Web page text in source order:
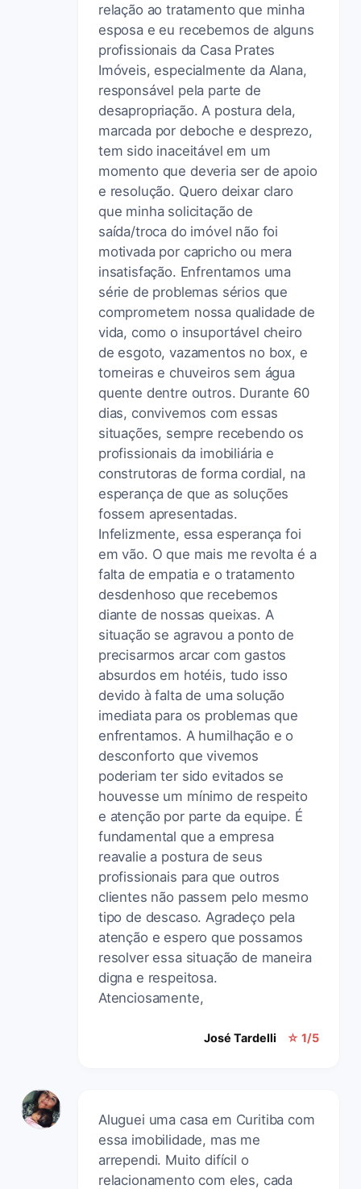
relação ao tratamento que minha
esposa e eu recebemos de alguns
profissionais da Casa Prates
Imóveis, especialmente da Alana,
responsável pela parte de
desapropriação. A postura dela,
marcada por deboche e desprezo,
tem sido inaceitável em um
momento que deveria ser de apoio
e resolução. Quero deixar claro
que minha solicitação de
saída/troca do imóvel não foi
motivada por capricho ou mera
insatisfação. Enfrentamos uma
série de problemas sérios que
comprometem nossa qualidade de
vida, como o insuportável cheiro
de esgoto, vazamentos no box, e
torneiras e chuveiros sem água
quente dentre outros. Durante 60
dias, convivemos com essas
situações, sempre recebendo os
profissionais da imobiliária e
construtoras de forma cordial, na
esperança de que as soluções
fossem apresentadas.
Infelizmente, essa esperança foi
em vão. O que mais me revolta é a
falta de empatia e o tratamento
desdenhoso que recebemos
diante de nossas queixas. A
situação se agravou a ponto de
precisarmos arcar com gastos
absurdos em hotéis, tudo isso
devido à falta de uma solução
imediata para os problemas que
enfrentamos. A humilhação e o
desconforto que vivemos
poderiam ter sido evitados se
houvesse um mínimo de respeito
e atenção por parte da equipe. É
fundamental que a empresa
reavalie a postura de seus
profissionais para que outros
clientes não passem pelo mesmo
tipo de descaso. Agradeço pela
atenção e espero que possamos
resolver essa situação de maneira
digna e respeitosa.
Atenciosamente,
José Tardelli ☆ 1/5
Aluguei uma casa em Curitiba com
essa imobilidade, mas me
arrependi. Muito difícil o
relacionamento com eles, cada